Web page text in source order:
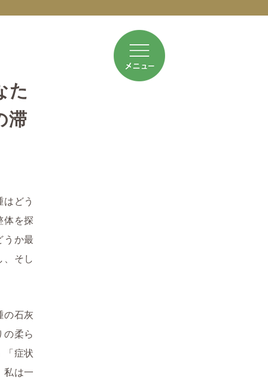
た
滞
どう
体を探
か最
そし
石灰
柔ら
症状
は一